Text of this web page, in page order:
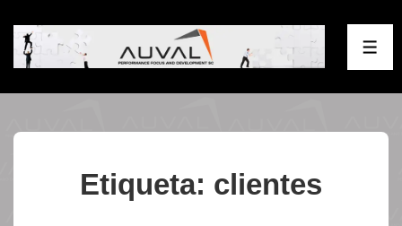
Saltar
Etiqueta: clientes